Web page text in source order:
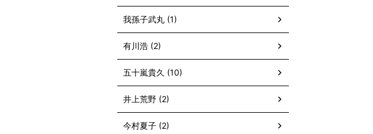
我孫子武丸 (1)
有川浩 (2)
五十嵐貴久 (10)
井上荒野 (2)
今村夏子 (2)